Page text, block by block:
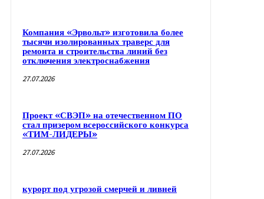
Компания «Эрвольт» изготовила более
тысячи изолированных траверс для
ремонта и строительства линий без
отключения электроснабжения
27.07.2026
Проект «СВЭП» на отечественном ПО
стал призером всероссийского конкурса
«ТИМ-ЛИДЕРЫ»
27.07.2026
курорт под угрозой смерчей и ливней